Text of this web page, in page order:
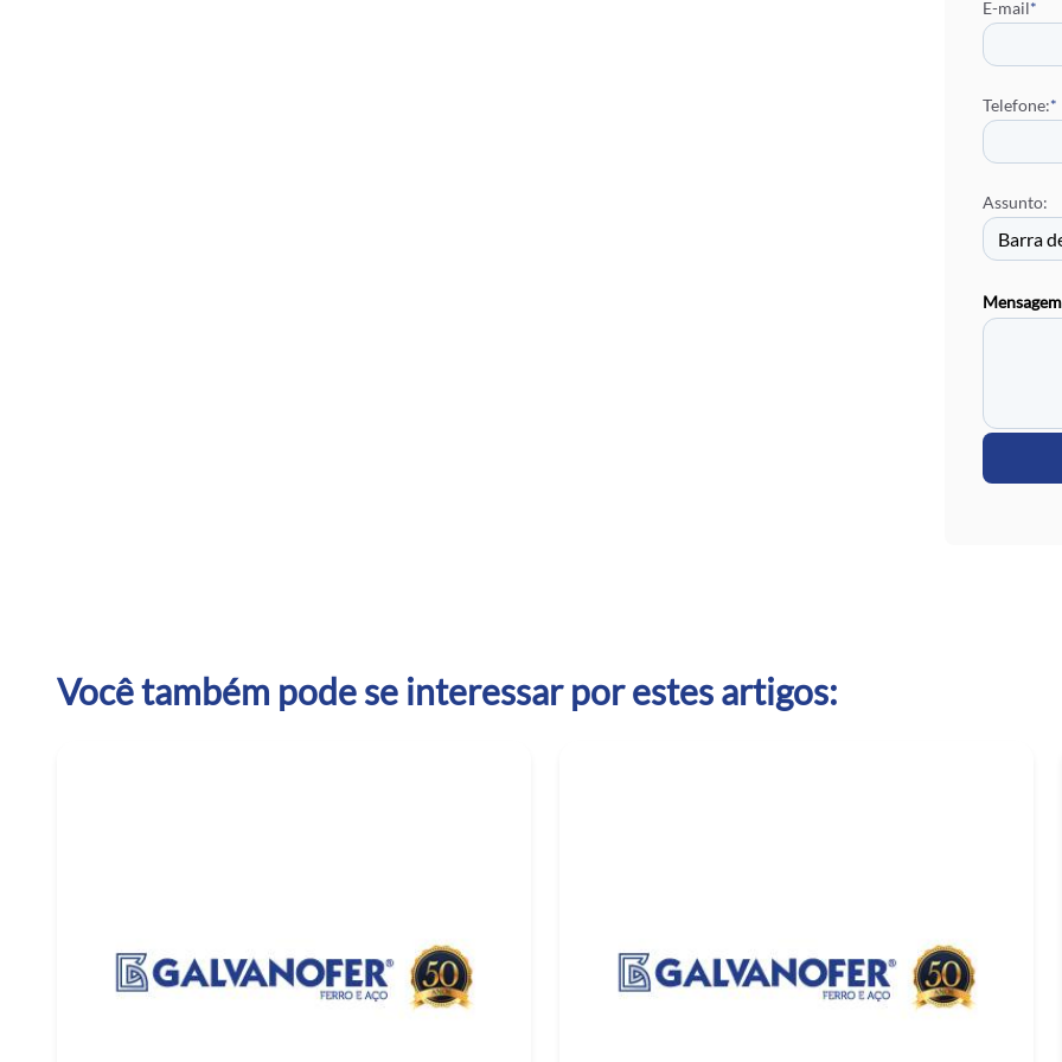
Brise
Telha
E-mail*
Telefone:*
Assunto:
Mensagem
Você também pode se interessar por estes artigos: